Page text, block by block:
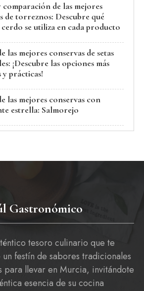
comparación de las mejores
de torreznos: Descubre qué
se utiliza en cada producto
las mejores conservas de setas
¡Descubre las opciones más
y prácticas!
las mejores conservas con
estrella: Salmorejo
Gastronómico
tesoro culinario que te
festín de sabores tradicionales
para llevar en Murcia, invitándote
esencia de su cocina